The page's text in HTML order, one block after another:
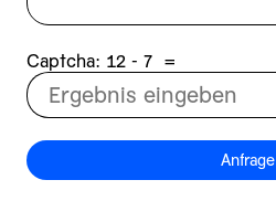
Captcha: 7 - 21 =
Anfrage